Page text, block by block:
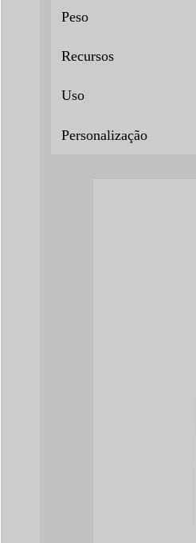
Peso
Recursos
Uso
Personalização